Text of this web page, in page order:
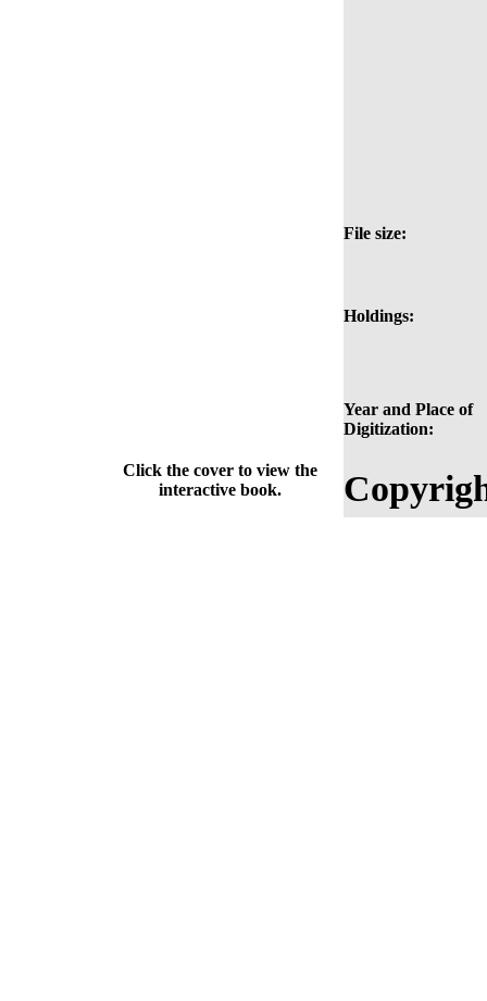
File size:
Holdings:
Year and Place of
Digitization:
Click the cover to view the
interactive book.